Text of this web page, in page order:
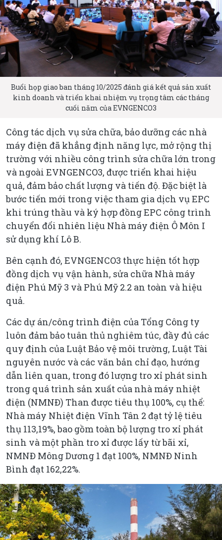
Buổi họp giao ban tháng 10/2025 đánh giá kết quả sản xuất
kinh doanh và triển khai nhiệm vụ trọng tâm các tháng
cuối năm của EVNGENCO3
Công tác dịch vụ sửa chữa, bảo dưỡng các nhà
máy điện đã khẳng định năng lực, mở rộng thị
trường với nhiều công trình sửa chữa lớn trong
và ngoài EVNGENCO3, được triển khai hiệu
quả, đảm bảo chất lượng và tiến độ. Đặc biệt là
bước tiến mới trong việc tham gia dịch vụ EPC
khi trúng thầu và ký hợp đồng EPC công trình
chuyển đổi nhiên liệu Nhà máy điện Ô Môn I
sử dụng khí Lô B.
Bên cạnh đó, EVNGENCO3 thực hiện tốt hợp
đồng dịch vụ vận hành, sửa chữa Nhà máy
điện Phú Mỹ 3 và Phú Mỹ 2.2 an toàn và hiệu
quả.
Các dự án/công trình điện của Tổng Công ty
luôn đảm bảo tuân thủ nghiêm túc, đầy đủ các
quy định của Luật Bảo vệ môi trường, Luật Tài
nguyên nước và các văn bản chỉ đạo, hướng
dẫn liên quan, trong đó lượng tro xỉ phát sinh
trong quá trình sản xuất của nhà máy nhiệt
điện (NMNĐ) Than được tiêu thụ 100%, cụ thể:
Nhà máy Nhiệt điện Vĩnh Tân 2 đạt tỷ lệ tiêu
thụ 113,19%, bao gồm toàn bộ lượng tro xỉ phát
sinh và một phần tro xỉ được lấy từ bãi xỉ,
NMNĐ Mông Dương 1 đạt 100%, NMNĐ Ninh
Bình đạt 162,22%.